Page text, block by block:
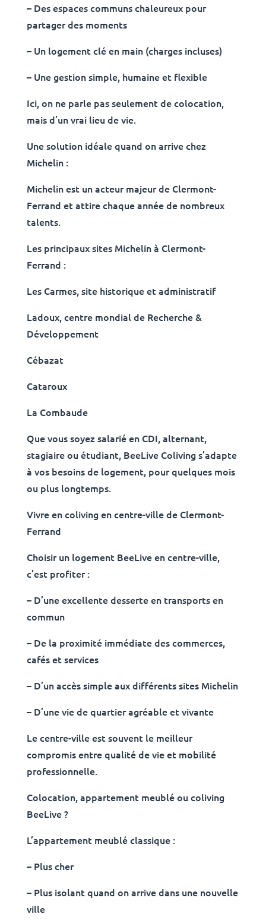
– Des espaces communs chaleureux pour
partager des moments
– Un logement clé en main (charges incluses)
– Une gestion simple, humaine et flexible
Ici, on ne parle pas seulement de colocation,
mais d’un vrai lieu de vie.
Une solution idéale quand on arrive chez
Michelin :
Michelin est un acteur majeur de Clermont-
Ferrand et attire chaque année de nombreux
talents.
Les principaux sites Michelin à Clermont-
Ferrand :
Les Carmes, site historique et administratif
Ladoux, centre mondial de Recherche &
Développement
Cébazat
Cataroux
La Combaude
Que vous soyez salarié en CDI, alternant,
stagiaire ou étudiant, BeeLive Coliving s’adapte
à vos besoins de logement, pour quelques mois
ou plus longtemps.
Vivre en coliving en centre-ville de Clermont-
Ferrand
Choisir un logement BeeLive en centre-ville,
c’est profiter :
– D’une excellente desserte en transports en
commun
– De la proximité immédiate des commerces,
cafés et services
– D’un accès simple aux différents sites Michelin
– D’une vie de quartier agréable et vivante
Le centre-ville est souvent le meilleur
compromis entre qualité de vie et mobilité
professionnelle.
Colocation, appartement meublé ou coliving
BeeLive ?
L’appartement meublé classique :
– Plus cher
– Plus isolant quand on arrive dans une nouvelle
ville